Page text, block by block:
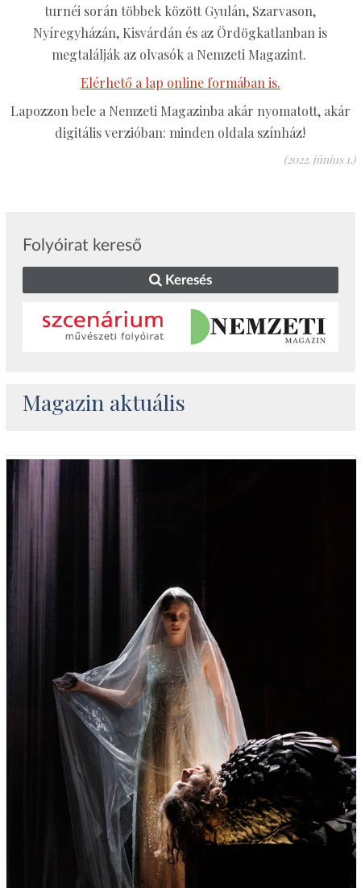
turnéi során többek között Gyulán, Szarvason,
Nyíregyházán, Kisvárdán és az Ördögkatlanban is
megtalálják az olvasók a Nemzeti Magazint.
Elérhető a lap online formában is.
Lapozzon bele a Nemzeti Magazinba akár nyomatott, akár
digitális verzióban: minden oldala színház!
(2022. június 1.)
Folyóirat kereső
Keresés
Magazin aktuális